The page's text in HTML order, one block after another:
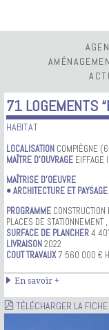
71 LOGEMENTS
HABITAT
LOCALISATION COMPIÈGNE
MAÎTRE D’OUVRAGE EIFFAGE
MAÎTRISE D’OEUVRE
• ARCHITECTURE ET PAYSAGE
PROGRAMME
PLACES DE
SURFACE DE PLANCHER4
LIVRAISON2022
COUT TRAVAUX7 560 000 €
En savoir +
TÉLÉCHARGER LA FICHE